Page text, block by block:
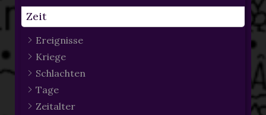
Zeit
Ereignisse
Kriege
Schlachten
Tage
Zeitalter